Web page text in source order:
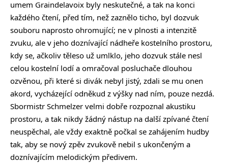
umem Graindelavoix byly neskutečné, a tak na konci
každého čtení, před tím, než zaznělo ticho, byl dozvuk
souboru naprosto ohromující; ne v plnosti a intenzitě
zvuku, ale v jeho doznívající nádheře kostelního prostoru,
kdy se, ačkoliv těleso už umlklo, jeho dozvuk stále nesl
celou kostelní lodí a omračoval posluchače dlouhou
ozvěnou, při které si divák nebyl jistý, zdali se mu onen
akord, vycházející odněkud z výšky nad ním, pouze nezdá.
Sbormistr Schmelzer velmi dobře rozpoznal akustiku
prostoru, a tak nikdy žádný nástup na další zpívané čtení
neuspěchal, ale vždy exaktně počkal se zahájením hudby
tak, aby se nový zpěv zvukově nebil s ukončeným a
doznívajícím melodickým předivem.